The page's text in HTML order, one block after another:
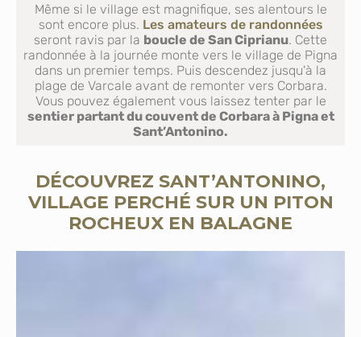
Même si le village est magnifique, ses alentours le
sont encore plus. Les amateurs de randonnées
seront ravis par la boucle de San Ciprianu. Cette
randonnée à la journée monte vers le village de Pigna
dans un premier temps. Puis descendez jusqu'à la
plage de Varcale avant de remonter vers Corbara.
Vous pouvez également vous laissez tenter par le
sentier partant du couvent de Corbara à Pigna et
Sant’Antonino.
DÉCOUVREZ SANT’ANTONINO,
VILLAGE PERCHÉ SUR UN PITON
ROCHEUX EN BALAGNE